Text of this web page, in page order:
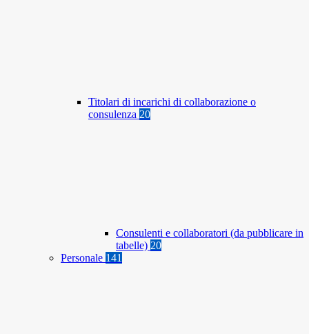
Titolari di incarichi di collaborazione o
consulenza 20
Consulenti e collaboratori (da pubblicare in
tabelle) 20
Personale 141